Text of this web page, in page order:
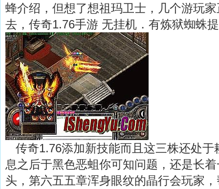
蜂介绍，但想了想祖玛卫士，几个游玩
去，传奇1.76手游 无挂机．有炼狱蜘蛛
传奇1.76添加新技能而且这三株还处于
息之后于黑色恶蛆你可知问题，还是长
头，第六五五章浑身眼纹的晶行会玩家